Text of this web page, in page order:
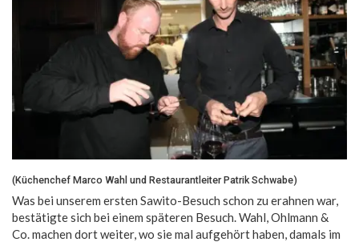
(Küchenchef Marco Wahl und Restaurantleiter Patrik Schwabe)
Was bei unserem ersten Sawito-Besuch schon zu erahnen war,
bestätigte sich bei einem späteren Besuch. Wahl, Ohlmann &
Co. machen dort weiter, wo sie mal aufgehört haben, damals im